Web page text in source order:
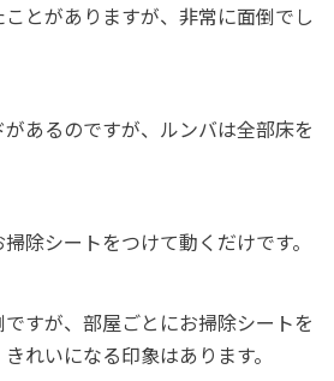
とがありますが、非常に面倒でし
あるのですが、ルンバは全部床を
除シートをつけて動くだけです。
すが、部屋ごとにお掃除シートを
れいになる印象はあります。